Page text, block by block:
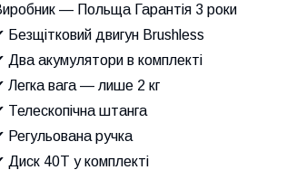
— Польща Гарантія 3 роки
Безщітковий двигун Brushless
Два акумулятори в комплекті
Легка вага — лише 2 кг
Телескопічна штанга
Регульована ручка
Диск 40Т у комплекті